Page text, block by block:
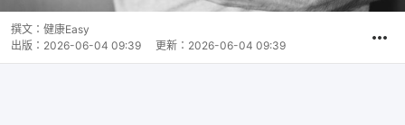
撰文： 健康Easy
出版： 2026-06-04 09:39 更新： 2026-06-04 09:39